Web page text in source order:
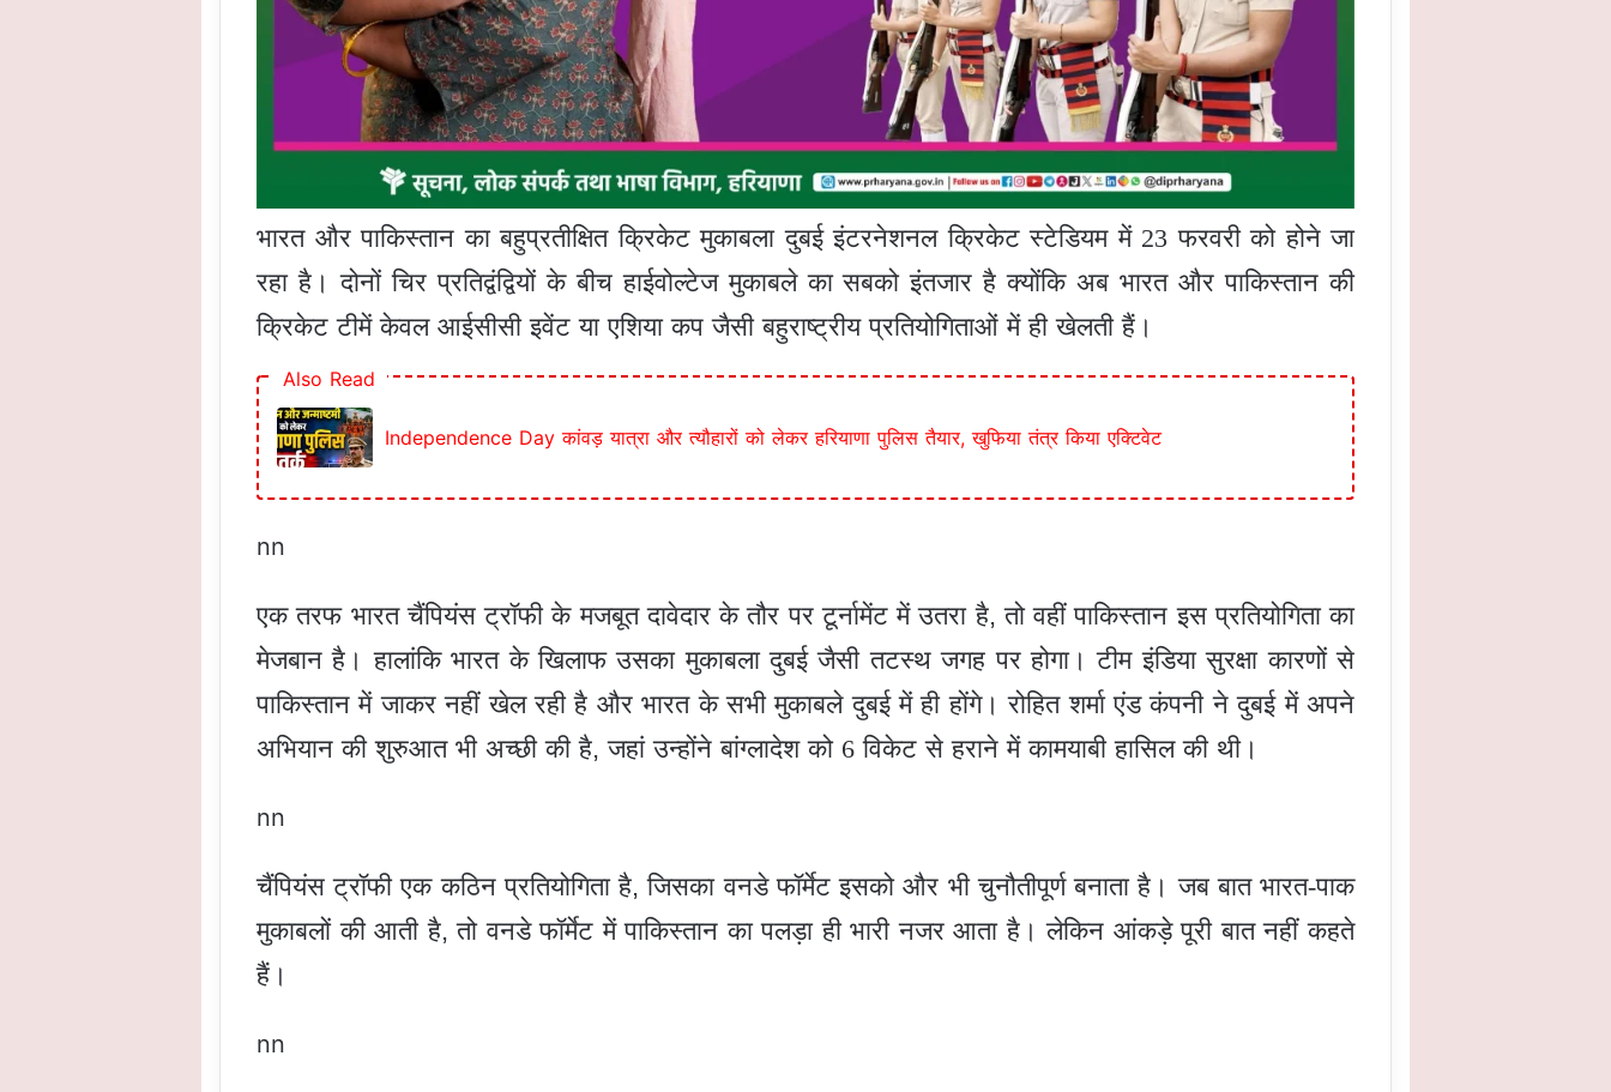
भारत और पाकिस्तान का बहुप्रतीक्षित क्रिकेट मुकाबला दुबई इंटरनेशनल क्रिकेट स्टेडियम में 23 फरवरी को होने जा
रहा है। दोनों चिर प्रतिद्वंद्वियों के बीच हाईवोल्टेज मुकाबले का सबको इंतजार है क्योंकि अब भारत और पाकिस्तान की
क्रिकेट टीमें केवल आईसीसी इवेंट या एशिया कप जैसी बहुराष्ट्रीय प्रतियोगिताओं में ही खेलती हैं।
Also Read
Independence Day कांवड़ यात्रा और त्यौहारों को लेकर हरियाणा पुलिस तैयार, खुफिया तंत्र किया एक्टिवेट
nn
एक तरफ भारत चैंपियंस ट्रॉफी के मजबूत दावेदार के तौर पर टूर्नामेंट में उतरा है,तो वहीं पाकिस्तान इस प्रतियोगिता का
मेजबान है। हालांकि भारत के खिलाफ उसका मुकाबला दुबई जैसी तटस्थ जगह पर होगा। टीम इंडिया सुरक्षा कारणों से
पाकिस्तान में जाकर नहीं खेल रही है और भारत के सभी मुकाबले दुबई में ही होंगे। रोहित शर्मा एंड कंपनी ने दुबई में अपने
अभियान की शुरुआत भी अच्छी की है,जहां उन्होंने बांग्लादेश को 6 विकेट से हराने में कामयाबी हासिल की थी।
nn
चैंपियंस ट्रॉफी एक कठिन प्रतियोगिता है,जिसका वनडे फॉर्मेट इसको और भी चुनौतीपूर्ण बनाता है। जब बात भारत-पाक
मुकाबलों की आती है,तो वनडे फॉर्मेट में पाकिस्तान का पलड़ा ही भारी नजर आता है। लेकिन आंकड़े पूरी बात नहीं कहते
हैं।
nn